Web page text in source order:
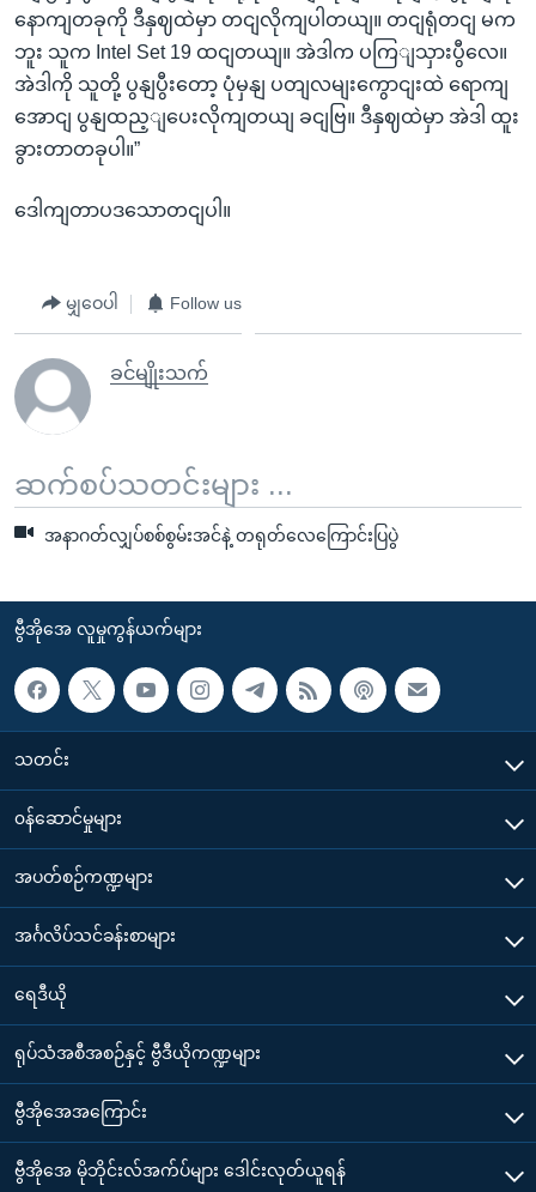
နောကျတခုကို ဒီနှဈထဲမှာ တငျလိုကျပါတယျ။ တငျရုံတငျ မက
ဘူး သူက Intel Set 19 ထငျတယျ။ အဲဒါက ပကြျသှားပွီလေ။
အဲဒါကို သူတို့ ပွနျပွီးတော့ ပုံမှနျ ပတျလမျးကွောငျးထဲ ရောကျ
အောငျ ပွနျထည့ျပေးလိုကျတယျ ခငျဗြ။ ဒီနှဈထဲမှာ အဲဒါ ထူး
ခွားတာတခုပါ။”
ဒေါကျတာပဒသောတငျပါ။
မျှဝေပါ Follow us
ခင်မျိုးသက်
ဆက်စပ်သတင်းများ ...
အနာဂတ်လျှပ်စစ်စွမ်းအင်နဲ့ တရုတ်လေကြောင်းပြပွဲ
ဗွီအိုအေ လူမှုကွန်ယက်များ
သတင်း
၀န်ဆောင်မှုများ
အပတ်စဉ်ကဏ္ဍများ
အင်္ဂလိပ်သင်ခန်းစာများ
ရေဒီယို
ရုပ်သံအစီအစဉ်နှင့် ဗွီဒီယိုကဏ္ဍများ
ဗွီအိုအေအကြောင်း
ဗွီအိုအေ မိုဘိုင်းလ်အက်ပ်များ ဒေါင်းလုတ်ယူရန်